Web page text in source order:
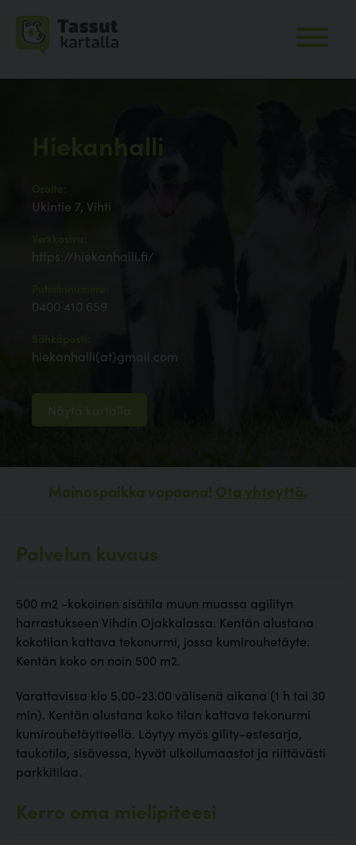
Hiekanhalli
Ukintie 7, Vihti
https://hiekanhalli.fi/
0400 410 659
hiekanhalli(at)gmail.com
Näytä kartalla
Mainospaikka vapaana! Ota yhteyttä.
Palvelun kuvaus
500 m2 -kokoinen sisätila muun muassa agilityn
harrastukseen Vihdin Ojakkalassa. Kentän alustana
kokotilan kattava tekonurmi, jossa kumirouhetäyte.
Kentän koko on noin 500 m2.
Varattavissa klo 5.00-23.00 välisenä aikana (1 h tai 30
min). Kentän alustana koko tilan kattava tekonurmi
kumirouhetäytteellä. Löytyy myös gility-estesarja,
taukotila, sisävessa, hyvät ulkoilumaastot ja riittävästi
parkkitilaa.
Kerro oma mielipiteesi